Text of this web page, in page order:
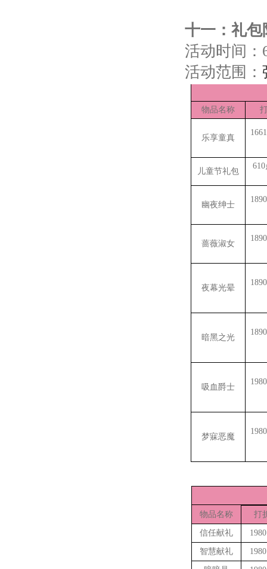
十一 ：礼
活动时间
活动范围：
物品名称
乐享童真
儿童节礼包
幽夜绅士
蔷薇淑女
夜幕光晕
暗黑之光
吸血爵士
梦寐恶魔
物品名称 打
信任献礼
智慧献礼